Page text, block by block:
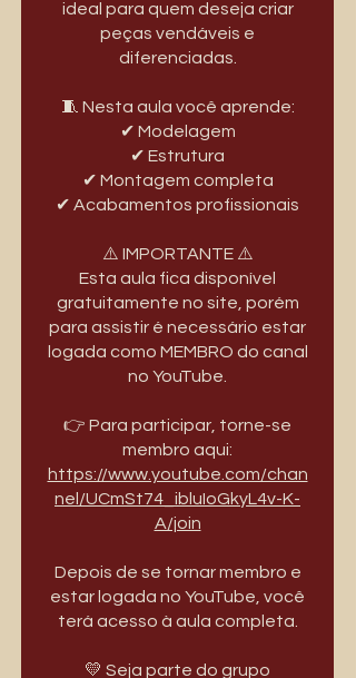
ideal para quem deseja criar
peças vendáveis e
diferenciadas.
🧵 Nesta aula você aprende:
✔ Modelagem
✔ Estrutura
✔ Montagem completa
✔ Acabamentos profissionais
⚠️ IMPORTANTE ⚠️
Esta aula fica disponível
gratuitamente no site, porém
para assistir é necessário estar
logada como MEMBRO do canal
no YouTube.
👉 Para participar, torne-se
https://www.youtube.com/chan
nel/UCmSt74_ibluIoGkyL4v-K-
A/join
Depois de se tornar membro e
estar logada no YouTube, você
terá acesso à aula completa.
💛 Seja parte do grupo